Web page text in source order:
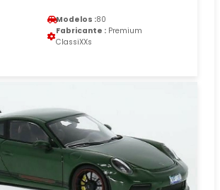
Modelos :80
Fabricante : Premium
ClassiXXs